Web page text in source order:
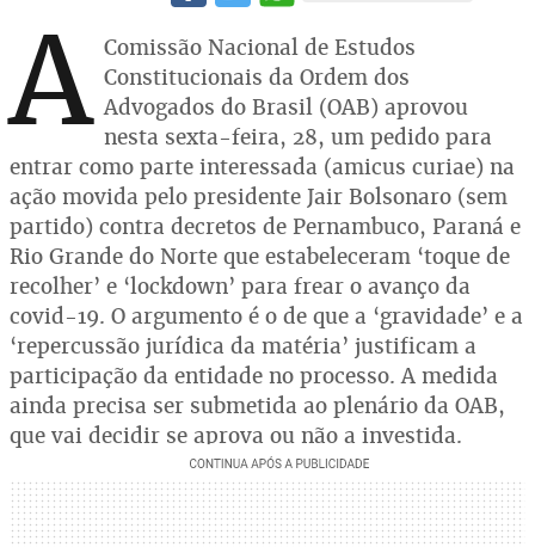
A Comissão Nacional de Estudos
Constitucionais da Ordem dos
Advogados do Brasil (OAB) aprovou
nesta sexta-feira, 28, um pedido para
entrar como parte interessada (amicus curiae) na
ação movida pelo presidente Jair Bolsonaro (sem
partido) contra decretos de Pernambuco, Paraná e
Rio Grande do Norte que estabeleceram ‘toque de
recolher’ e ‘lockdown’ para frear o avanço da
covid-19. O argumento é o de que a ‘gravidade’ e a
‘repercussão jurídica da matéria’ justificam a
participação da entidade no processo. A medida
ainda precisa ser submetida ao plenário da OAB,
que vai decidir se aprova ou não a investida.